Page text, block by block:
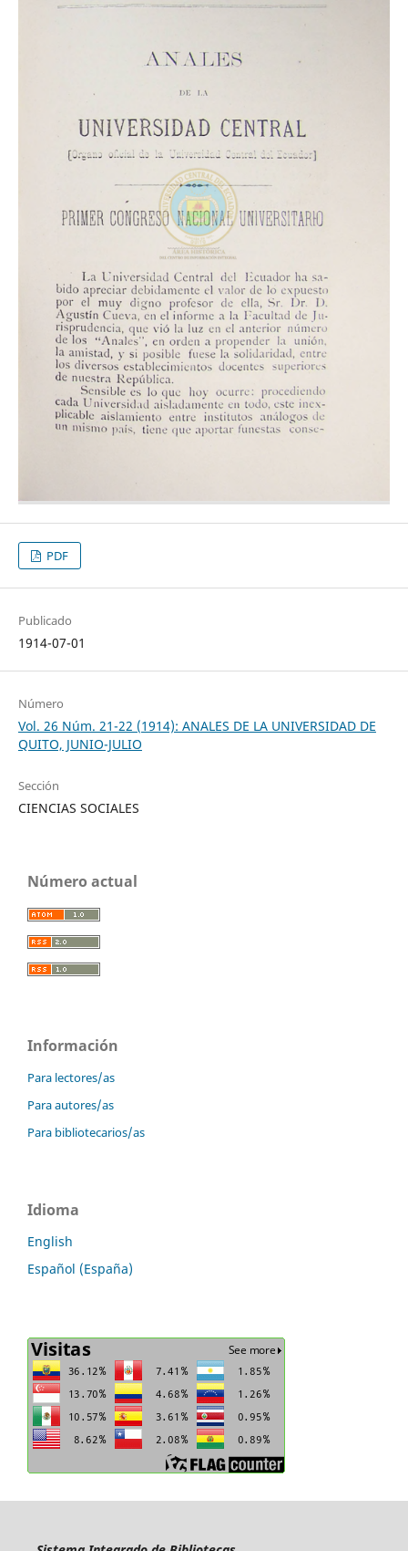
PDF
Publicado
1914-07-01
Número
Vol. 26 Núm. 21-22 (1914): ANALES DE LA UNIVERSIDAD DE
QUITO, JUNIO-JULIO
Sección
CIENCIAS SOCIALES
Número actual
Información
Para lectores/as
Para autores/as
Para bibliotecarios/as
Idioma
English
Español (España)